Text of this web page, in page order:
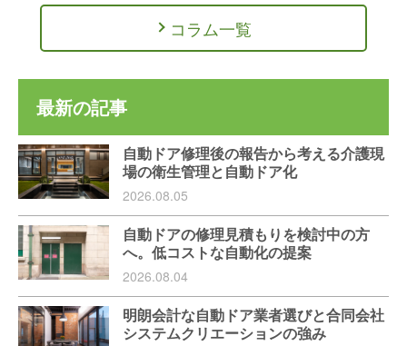
コラム一覧
最新の記事
自動ドア修理後の報告から考える介護現
場の衛生管理と自動ドア化
2026.08.05
自動ドアの修理見積もりを検討中の方
へ。低コストな自動化の提案
2026.08.04
明朗会計な自動ドア業者選びと合同会社
システムクリエーションの強み